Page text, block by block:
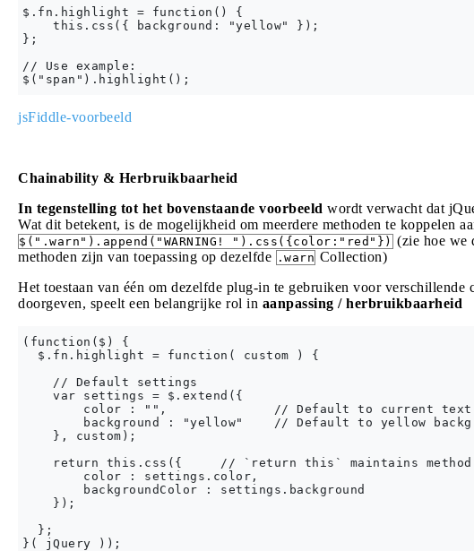
$.fn.highlight = function() {
    this.css({ background: "yellow" });
};
// Use example:
jsFiddle-voorbeeld
Chainability & Herbruikbaarheid
In tegenstelling tot het bovenstaande voorbeeld wordt verwacht dat
Wat dit betekent, is de mogelijkheid om meerdere methoden te koppelen
$(".warn").append("WARNING! ").css({color:"red"}) (zie hoe we
methoden zijn van toepassing op dezelfde .warn Collection)
Het toestaan van één om dezelfde plug-in te gebruiken voor verschillende
doorgeven, speelt een belangrijke rol in aanpassing / herbruikbaarheid
(function($) {
  $.fn.highlight = function( custom ) {
    // Default settings
    var settings = $.extend({
color : "",              // Default to current
background : "yellow"    // Default to yellow
    }, custom);
return this.css({     // `return this` maintains
        color : settings.color,
        backgroundColor : settings.background
    });
  };
}( jQuery ));